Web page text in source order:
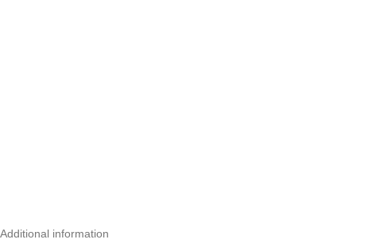
Additional information